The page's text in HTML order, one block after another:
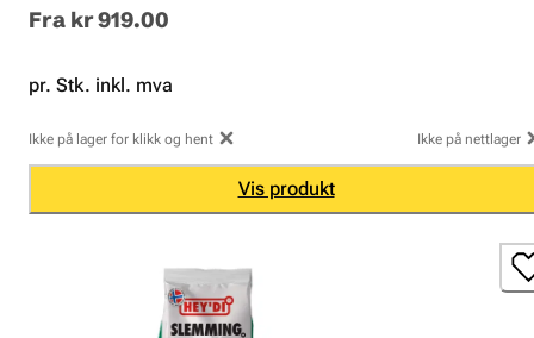
Fra kr 919.00
pr. Stk. inkl. mva
Ikke på lager for klikk og hent Ikke på nettlager
Vis produkt